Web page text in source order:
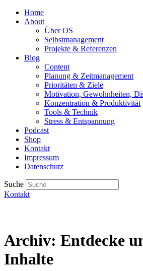
Home
About
Über OS
Selbstmanagement
Projekte & Referenzen
Blog
Content
Planung & Zeitmanagement
Prioritäten & Ziele
Motivation, Gewohnheiten,
Konzentration & Produktivität
Tools & Technik
Stress & Entspannung
Podcast
Shop
Kontakt
Impressum
Datenschutz
Suche
Kontakt
Archiv: Entdecke
Inhalte